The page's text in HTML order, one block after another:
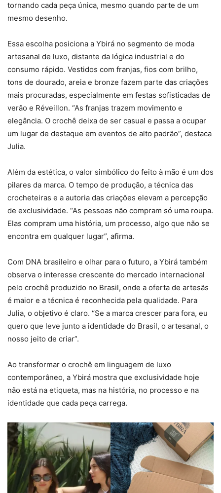
tornando cada peça única, mesmo quando parte de um
mesmo desenho.
Essa escolha posiciona a Ybirá no segmento de moda
artesanal de luxo, distante da lógica industrial e do
consumo rápido. Vestidos com franjas, fios com brilho,
tons de dourado, areia e bronze fazem parte das criações
mais procuradas, especialmente em festas sofisticadas de
verão e Réveillon. “As franjas trazem movimento e
elegância. O crochê deixa de ser casual e passa a ocupar
um lugar de destaque em eventos de alto padrão”, destaca
Julia.
Além da estética, o valor simbólico do feito à mão é um dos
pilares da marca. O tempo de produção, a técnica das
crocheteiras e a autoria das criações elevam a percepção
de exclusividade. “As pessoas não compram só uma roupa.
Elas compram uma história, um processo, algo que não se
encontra em qualquer lugar”, afirma.
Com DNA brasileiro e olhar para o futuro, a Ybirá também
observa o interesse crescente do mercado internacional
pelo crochê produzido no Brasil, onde a oferta de artesãs
é maior e a técnica é reconhecida pela qualidade. Para
Julia, o objetivo é claro. “Se a marca crescer para fora, eu
quero que leve junto a identidade do Brasil, o artesanal, o
nosso jeito de criar”.
Ao transformar o crochê em linguagem de luxo
contemporâneo, a Ybirá mostra que exclusividade hoje
não está na etiqueta, mas na história, no processo e na
identidade que cada peça carrega.